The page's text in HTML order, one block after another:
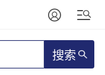
搜索